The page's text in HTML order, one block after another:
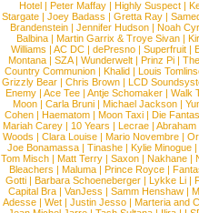
Hotel | Peter Maffay | Highly Suspect |
Stargate |Joey Badass |Gretta Ray |
Brandenstein |Jennifer Hudson |Noah
Balbina | Martin Garrix & Troye Sivan |
Williams |AC DC |dePresno |Superfruit |
Montana |SZA|Wunderwelt |Prinz Pi |
Country Communion | Khalid | Louis
Grizzly Bear | Chris Brown | LCD
Enemy | Ace Tee | Antje Schomaker | Walk
Moon |Carla Bruni |Michael Jackson |
Cohen |Haematom |Moon Taxi |Die
Mariah Carey | 10 Years | Lecrae | Abraham
Woods |Clara Louise |Mario Novembre |
Joe Bonamassa | Tinashe | Kylie Minogue |
Tom Misch |Matt Terry |Saxon |Nakhane |
Bleachers | Maluma | Prince Royce |
Gotti |Barbara Schoeneberger |Lykke Li |
Capital Bra |VanJess |Samm Henshaw |
Adesse |Wet |Justin Jesso |Marteria and